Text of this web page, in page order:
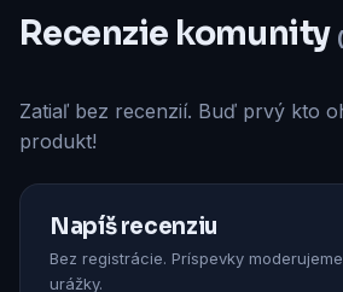
Recenzie komunity
Zatiaľ bez recenzií. Buď prvý kto
produkt!
Napíš recenziu
Bez registrácie. Príspevky
urážky.